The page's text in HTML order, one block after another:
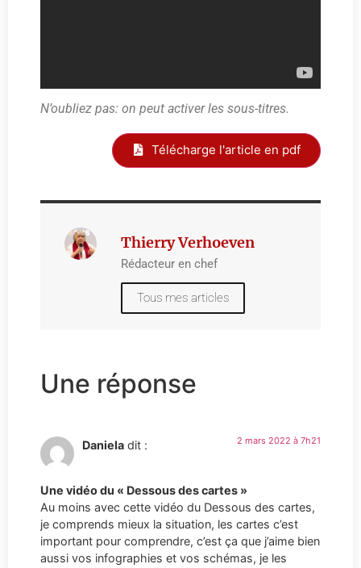
N’oubliez pas: on peut activer les sous-titres.
Télécharge l'article en pdf
Thierry Verhoeven
Rédacteur en chef
Tous mes articles
Une réponse
Daniela dit : 2 mars 2022 à 7h21
Une vidéo du « Dessous des cartes »
Au moins avec cette vidéo du Dessous des cartes,
je comprends mieux la situation, les cartes c’est
important pour comprendre, c’est ça que j’aime bien
aussi vos infographies et vos schémas, je les